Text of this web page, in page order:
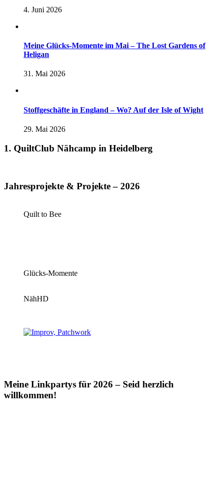
4. Juni 2026
Meine Glücks-Momente im Mai – The Lost Gardens of
Heligan
31. Mai 2026
Stoffgeschäfte in England – Wo? Auf der Isle of Wight
29. Mai 2026
1. QuiltClub Nähcamp in Heidelberg
Jahresprojekte & Projekte – 2026
Quilt to Bee
Glücks-Momente
NähHD
Meine Linkpartys für 2026 – Seid herzlich
willkommen!